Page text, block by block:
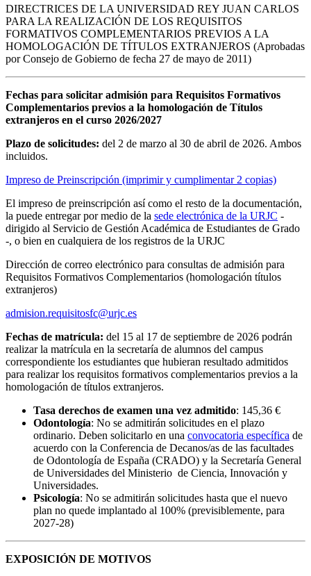
DIRECTRICES DE LA UNIVERSIDAD REY JUAN CARLOS
PARA LA REALIZACIÓN DE LOS REQUISITOS
FORMATIVOS COMPLEMENTARIOS PREVIOS A LA
HOMOLOGACIÓN DE TÍTULOS EXTRANJEROS (Aprobadas
por Consejo de Gobierno de fecha 27 de mayo de 2011)
Fechas para solicitar admisión para Requisitos Formativos
Complementarios previos a la homologación de Títulos
extranjeros en el curso 2026/2027
Plazo de solicitudes: del 2 de marzo al 30 de abril de 2026. Ambos
incluidos.
Impreso de Preinscripción (imprimir y cumplimentar 2 copias)
El impreso de preinscripción así como el resto de la documentación,
la puede entregar por medio de la sede electrónica de la URJC -
dirigido al Servicio de Gestión Académica de Estudiantes de Grado
-, o bien en cualquiera de los registros de la URJC
Dirección de correo electrónico para consultas de admisión para
Requisitos Formativos Complementarios (homologación títulos
extranjeros)
admision.requisitosfc@urjc.es
Fechas de matrícula: del 15 al 17 de septiembre de 2026 podrán
realizar la matrícula en la secretaría de alumnos del campus
correspondiente los estudiantes que hubieran resultado admitidos
para realizar los requisitos formativos complementarios previos a la
homologación de títulos extranjeros.
Tasa derechos de examen una vez admitido: 145,36 €
Odontología: No se admitirán solicitudes en el plazo
ordinario. Deben solicitarlo en una convocatoria específica de
acuerdo con la Conferencia de Decanos/as de las facultades
de Odontología de España (CRADO) y la Secretaría General
de Universidades del Ministerio de Ciencia, Innovación y
Universidades.
Psicología: No se admitirán solicitudes hasta que el nuevo
plan no quede implantado al 100% (previsiblemente, para
2027-28)
EXPOSICIÓN DE MOTIVOS